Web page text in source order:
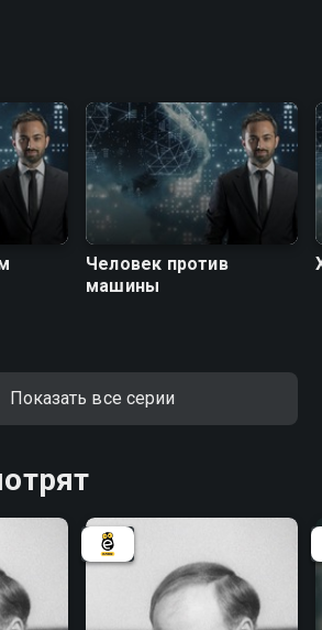
Человек против
машины
Показать все серии